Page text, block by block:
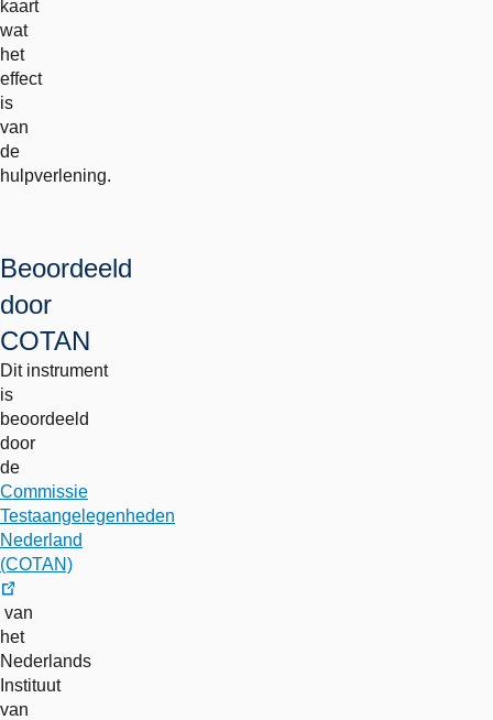
kaart
wat
het
effect
is
van
de
hulpverlening.
Beoordeeld
door
COTAN
Dit instrument
is
beoordeeld
door
de
Commissie
Testaangelegenheden
Nederland
(COTAN)
externe
link
van
het
Nederlands
Instituut
van